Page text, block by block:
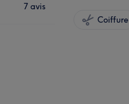
7 avis
Coiffure